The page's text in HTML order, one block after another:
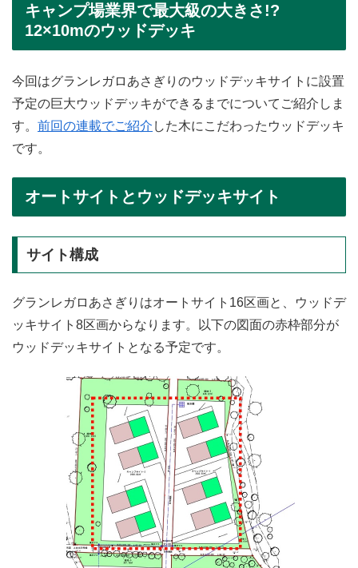
キャンプ場業界で最大級の大きさ!?
12×10mのウッドデッキ
今回はグランレガロあさぎりのウッドデッキサイトに設置
予定の巨大ウッドデッキができるまでについてご紹介しま
す。 前回の連載でご紹介 した木にこだわったウッドデッキ
です。
オートサイトとウッドデッキサイト
サイト構成
グランレガロあさぎりはオートサイト16区画と、ウッドデ
ッキサイト8区画からなります。以下の図面の赤枠部分が
ウッドデッキサイトとなる予定です。